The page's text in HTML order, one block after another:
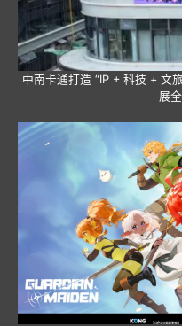
中南卡通打造 “IP + 科技 + 文
展